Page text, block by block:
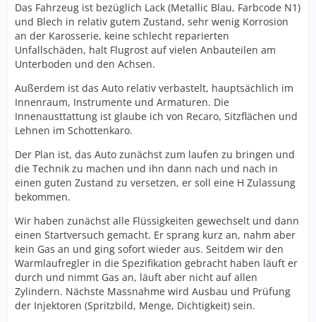
Das Fahrzeug ist bezüglich Lack (Metallic Blau, Farbcode N1)
und Blech in relativ gutem Zustand, sehr wenig Korrosion
an der Karosserie, keine schlecht reparierten
Unfallschäden, halt Flugrost auf vielen Anbauteilen am
Unterboden und den Achsen.
Außerdem ist das Auto relativ verbastelt, hauptsächlich im
Innenraum, Instrumente und Armaturen. Die
Innenausttattung ist glaube ich von Recaro, Sitzflächen und
Lehnen im Schottenkaro.
Der Plan ist, das Auto zunächst zum laufen zu bringen und
die Technik zu machen und ihn dann nach und nach in
einen guten Zustand zu versetzen, er soll eine H Zulassung
bekommen.
Wir haben zunächst alle Flüssigkeiten gewechselt und dann
einen Startversuch gemacht. Er sprang kurz an, nahm aber
kein Gas an und ging sofort wieder aus. Seitdem wir den
Warmlaufregler in die Spezifikation gebracht haben läuft er
durch und nimmt Gas an, läuft aber nicht auf allen
Zylindern. Nächste Massnahme wird Ausbau und Prüfung
der Injektoren (Spritzbild, Menge, Dichtigkeit) sein.